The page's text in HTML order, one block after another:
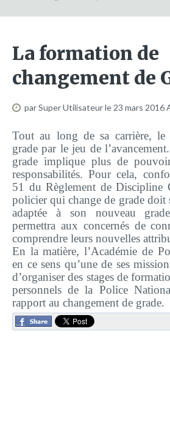
Formation continue
Avec la POLI.DH
Activités
bulletins électroniques
Activités Hanns Seidel
Documentations
Avec l'Institut Danois des Droits
Activités
Publications à télécharger
E-services
Plateforme pédagogique
Bibliothèque en ligne
Centre de téléchargement
La formation de
changement de
par Super Utilisateurle 23 mars 2016
Tout au long de sa carrière, le
grade par le jeu de
grade implique plus de
responsabilités. Pour cela,
51 du Règlement de Discipline
policier qui change de grade
adaptée à son nouveau
permettra aux concernés de
comprendre leurs nouvelles
En la matière, l’Académie de
en ce sens qu’une de ses
d’organiser des stages de
personnels de la Police
rapport au changement de grade.